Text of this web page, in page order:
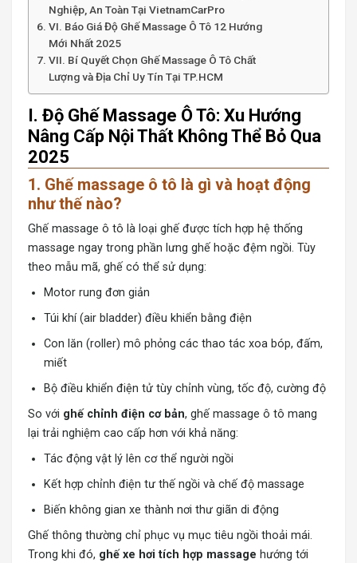
Nghiệp, An Toàn Tại VietnamCarPro
VI. Báo Giá Độ Ghế Massage Ô Tô 12 Hướng
Mới Nhất 2025
VII. Bí Quyết Chọn Ghế Massage Ô Tô Chất
Lượng và Địa Chỉ Uy Tín Tại TP.HCM
I. Độ Ghế Massage Ô Tô: Xu Hướng
Nâng Cấp Nội Thất Không Thể Bỏ Qua
2025
1. Ghế massage ô tô là gì và hoạt động
như thế nào?
Ghế massage ô tô là loại ghế được tích hợp hệ thống
massage ngay trong phần lưng ghế hoặc đệm ngồi. Tùy
theo mẫu mã, ghế có thể sử dụng:
Motor rung đơn giản
Túi khí (air bladder) điều khiển bằng điện
Con lăn (roller) mô phỏng các thao tác xoa bóp, đấm,
miết
Bộ điều khiển điện tử tùy chỉnh vùng, tốc độ, cường độ
So với ghế chỉnh điện cơ bản, ghế massage ô tô mang
lại trải nghiệm cao cấp hơn với khả năng:
Tác động vật lý lên cơ thể người ngồi
Kết hợp chỉnh điện tư thế ngồi và chế độ massage
Biến không gian xe thành nơi thư giãn di động
Ghế thông thường chỉ phục vụ mục tiêu ngồi thoải mái.
Trong khi đó, ghế xe hơi tích hợp massage hướng tới